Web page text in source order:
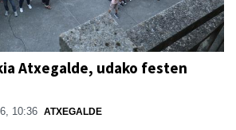
Atxegalde, udako festen
10:36 ATXEGALDE